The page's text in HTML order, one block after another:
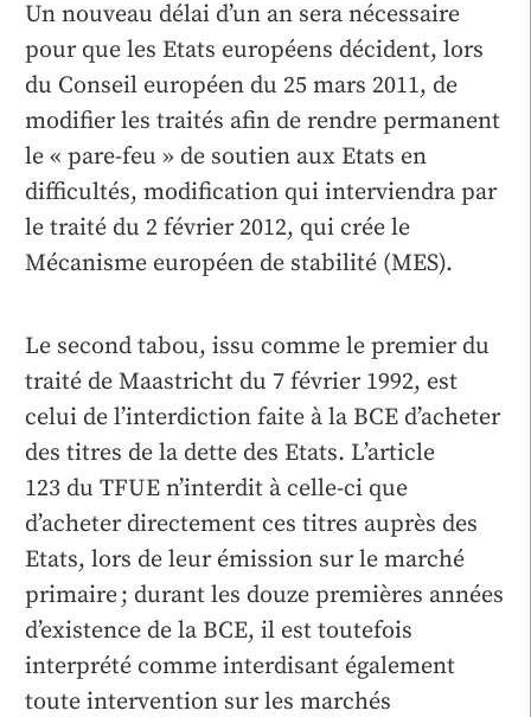
Un nouveau délai d’un an sera nécessaire
pour que les Etats européens décident, lors
du Conseil européen du 25 mars 2011, de
modifier les traités afin de rendre permanent
le « pare-feu » de soutien aux Etats en
difficultés, modification qui interviendra par
le traité du 2 février 2012, qui crée le
Mécanisme européen de stabilité (MES).
Le second tabou, issu comme le premier du
traité de Maastricht du 7 février 1992, est
celui de l’interdiction faite à la BCE d’acheter
des titres de la dette des Etats. L’article
123 du TFUE n’interdit à celle-ci que
d’acheter directement ces titres auprès des
Etats, lors de leur émission sur le marché
primaire ; durant les douze premières années
d’existence de la BCE, il est toutefois
interprété comme interdisant également
toute intervention sur les marchés